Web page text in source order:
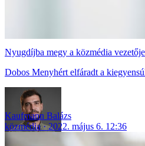
Nyugdíjba megy a közmédia vezetője
Dobos Menyhért elfáradt a
Kaufmann Balázs
közmédia
2022. május 6. 12:36